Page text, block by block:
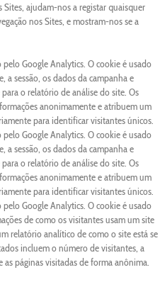
Sites, ajudam-nos a registar quaisquer
nos Sites, e mostram-nos se a
pelo Google Analytics. O cookie é usado
a sessão, os dados da campanha e
o relatório de análise do site. Os
anonimamente e atribuem um
para identificar visitantes únicos.
pelo Google Analytics. O cookie é usado
a sessão, os dados da campanha e
o relatório de análise do site. Os
anonimamente e atribuem um
para identificar visitantes únicos.
pelo Google Analytics. O cookie é usado
de como os visitantes usam um site
relatório analítico de como o site está se
incluem o número de visitantes, a
páginas visitadas de forma anônima.